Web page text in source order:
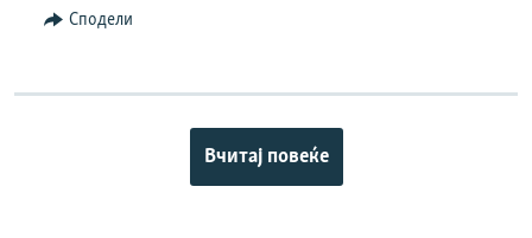
Сподели
Вчитај повеќе